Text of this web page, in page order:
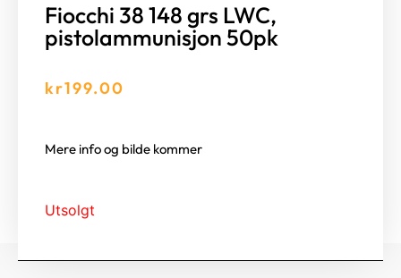
Fiocchi 38 148 grs LWC,
pistolammunisjon 50pk
kr199.00
Mere info og bilde kommer
Utsolgt